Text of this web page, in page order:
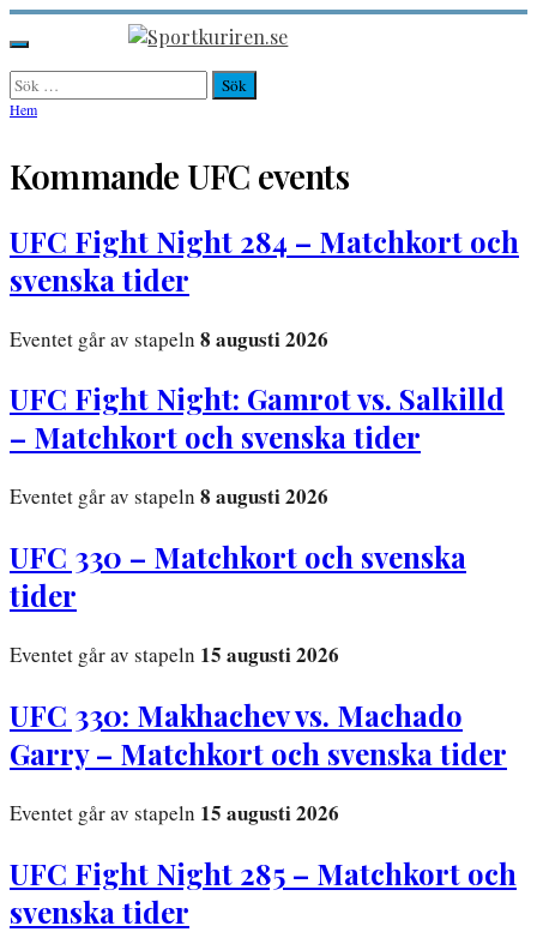
Hoppa
till
innehåll
Sportkuriren.se
Primär
meny
Sök
efter:
Hem
Kommande UFC events
UFC Fight Night 284 – Matchkort och
svenska tider
Eventet går av stapeln 8 augusti 2026
UFC Fight Night: Gamrot vs. Salkilld
– Matchkort och svenska tider
Eventet går av stapeln 8 augusti 2026
UFC 330 – Matchkort och svenska
tider
Eventet går av stapeln 15 augusti 2026
UFC 330: Makhachev vs. Machado
Garry – Matchkort och svenska tider
Eventet går av stapeln 15 augusti 2026
UFC Fight Night 285 – Matchkort och
svenska tider